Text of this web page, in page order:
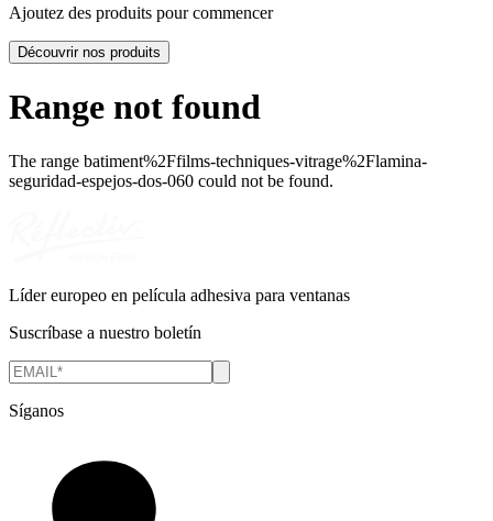
Ajoutez des produits pour commencer
Découvrir nos produits
Range not found
The range batiment%2Ffilms-techniques-vitrage%2Flamina-
seguridad-espejos-dos-060 could not be found.
Líder europeo en película adhesiva para ventanas
Suscríbase a nuestro boletín
Síganos